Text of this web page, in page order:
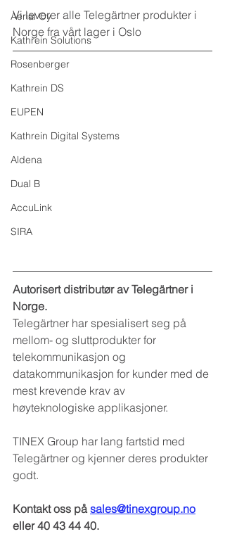
Aerial Oy
Kathrein Solutions
Rosenberger
Kathrein DS
EUPEN
Kathrein Digital Systems
Aldena
Dual B
AccuLink
SIRA
Vi leverer alle Telegärtner produkter i
Norge fra vårt lager i Oslo
Autorisert distributør av Telegärtner i
Norge.
Telegärtner har spesialisert seg på
mellom- og sluttprodukter for
telekommunikasjon og
datakommunikasjon for kunder med de
mest krevende krav av
høyteknologiske applikasjoner.
TINEX Group har lang fartstid med
Telegärtner og kjenner deres produkter
godt.
Kontakt oss på sales@tinexgroup.no
eller 40 43 44 40.